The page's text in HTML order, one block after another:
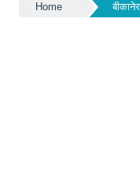
Home बीकानेर